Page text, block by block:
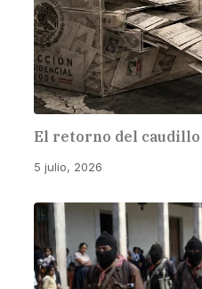
El retorno del
5 julio, 2026